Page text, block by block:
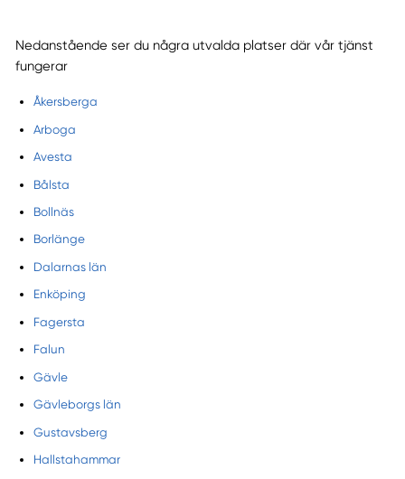
Nedanstående ser du några utvalda platser där vår tjänst
fungerar
Åkersberga
Arboga
Avesta
Bålsta
Bollnäs
Borlänge
Dalarnas län
Enköping
Fagersta
Falun
Gävle
Gävleborgs län
Gustavsberg
Hallstahammar